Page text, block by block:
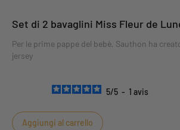
Set di 2 bavaglini Miss Fleur de
Per le prime pappe del bebè, Sauthon ha
jersey
5/5 - 1 avis
Aggiungi al carrello